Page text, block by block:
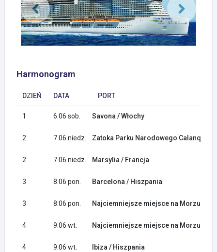
Harmonogram
DZIEŃ DATA PORT
1 6.06 sob. Savona / Włochy
2 7.06 niedz. Zatoka Parku Narodowego Calanques
2 7.06 niedz. Marsylia / Francja
3 8.06 pon. Barcelona / Hiszpania
3 8.06 pon. Najciemniejsze miejsce na Morzu
4 9.06 wt. Najciemniejsze miejsce na Morzu
4 9.06 wt. Ibiza / Hiszpania